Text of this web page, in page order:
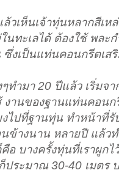
ล้วเห็นเจ้าทุ่นหลากสี
ทะเลได้ ต้องใช้ พละ
งเป็นแท่นคอนกรีตเสริ
ทำมา 20 ปีแล้ว เริ่ม
งานของฐานแท่นคอน
ไปที่ฐานทุ่น ทำหน้าที่
างนาน หลายปี แล้วท
อ บางครั้งทุ่นที่เราผูก
ระมาณ 30-40 เมตร